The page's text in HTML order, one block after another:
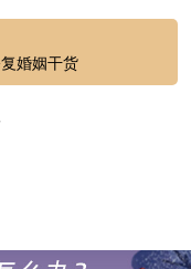
婚姻干货